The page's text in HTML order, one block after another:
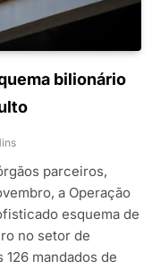
bilionário
parceiros,
a Operação
esquema de
no setor de
mandados de